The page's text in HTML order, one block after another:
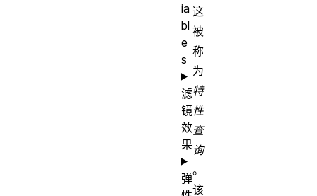
这
被
称
为
特
性
查
询
。
该
ia
bl
e
s
滤
镜
效
果
弹